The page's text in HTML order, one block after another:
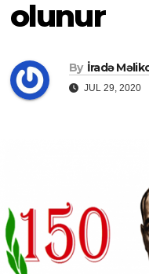
olunur
By İradə
JUL 29, 2020